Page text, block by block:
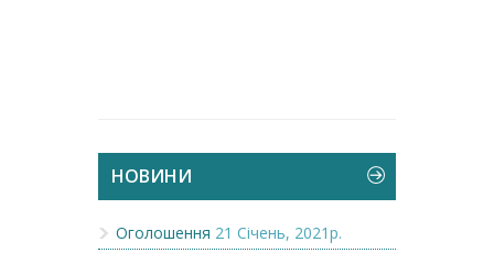
НОВИНИ
Оголошення 21 Січень, 2021р.